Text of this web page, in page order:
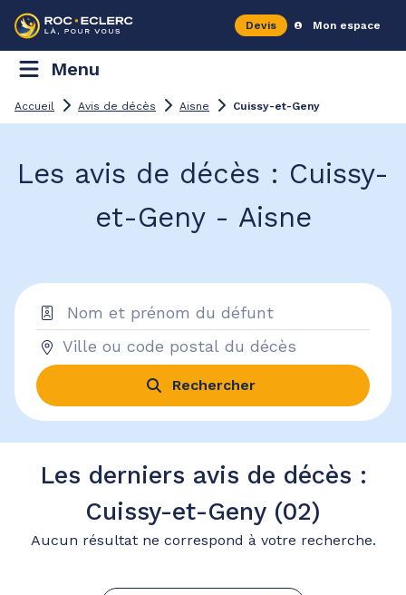
Devis Mon espace
Menu
Accueil Avis de décès Aisne Cuissy-et-Geny
Les avis de décès : Cuissy-
et-Geny - Aisne
Rechercher
Les derniers avis de décès :
Cuissy-et-Geny (02)
Aucun résultat ne correspond à votre recherche.